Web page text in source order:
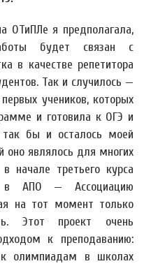
я предполагала,
будет связан с
в качестве репетитора
Так и случилось —
учеников, которых
и готовила к ОГЭ и
так бы и осталось моей
оно являлось для многих
начале третьего курса
в АПО — Ассоциацию
на тот момент только
Этот проект очень
к преподаванию:
к олимпиадам в школах